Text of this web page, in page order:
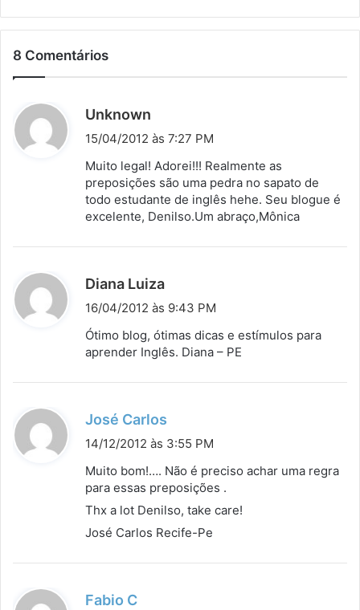
8 Comentários
Unknown
i
s
e
:
15/04/2012 às 7:27 PM
Muito legal! Adorei!!! Realmente as
preposições são uma pedra no sapato de
todo estudante de inglês hehe. Seu blogue é
excelente, Denilso.Um abraço,Mônica
Diana Luiza
s
16/04/2012 às 9:43 PM
Ótimo blog, ótimas dicas e estímulos para
aprender Inglês. Diana – PE
José Carlos
i
s
e
:
14/12/2012 às 3:55 PM
Muito bom!…. Não é preciso achar uma regra
para essas preposições .
Thx a lot Denilso, take care!
José Carlos Recife-Pe
Fabio C